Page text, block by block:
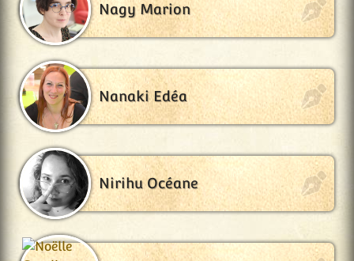
Nagy Marion
Nanaki Edéa
Nirihu Océane